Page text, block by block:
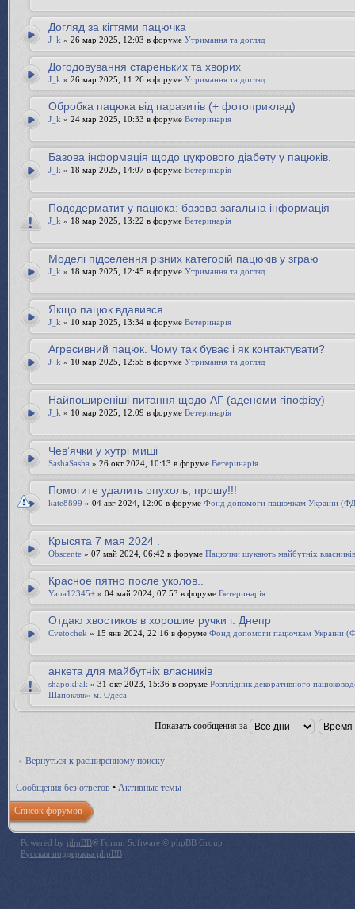
Догляд за кігтями пацючка
J_k » 26 мар 2025, 12:03 в форуме Утримання та догляд
Догодовування стареньких та хворих
J_k » 26 мар 2025, 11:26 в форуме Утримання та догляд
Обробка пацюка від паразитів (+ фотоприклад)
J_k » 24 мар 2025, 10:33 в форуме Ветеринарія
Базова інформація щодо цукрового діабету у пацюків.
J_k » 18 мар 2025, 14:07 в форуме Ветеринарія
Пододерматит у пацюка: базова загальна інформація
J_k » 18 мар 2025, 13:22 в форуме Ветеринарія
Моделі підселення різних категорій пацюків у зграю
J_k » 18 мар 2025, 12:45 в форуме Утримання та догляд
Якщо пацюк вдавився
J_k » 10 мар 2025, 13:34 в форуме Ветеринарія
Агресивний пацюк. Чому так буває і як контактувати?
J_k » 10 мар 2025, 12:55 в форуме Утримання та догляд
Найпоширеніші питання щодо АГ (аденоми гіпофізу)
J_k » 10 мар 2025, 12:09 в форуме Ветеринарія
Чевʼячки у хутрі миші
SashaSasha » 26 окт 2024, 10:13 в форуме Ветеринарія
Помогите удалить опухоль, прошу!!!
kate8899 » 04 авг 2024, 12:00 в форуме Фонд допомоги пацючкам України
Крысята 7 мая 2024 .
Obscente » 07 май 2024, 06:42 в форуме Пацючки шукають майбутніх власників
Красное пятно после уколов..
Yana12345+ » 04 май 2024, 07:53 в форуме Ветеринарія
Отдаю хвостиков в хорошие ручки г. Днепр
Cvetochek » 15 янв 2024, 22:16 в форуме Фонд допомоги пацючкам України
анкета для майбутніх власників
shapokljak » 31 окт 2023, 15:36 в форуме Розплідник декоративного
Шапокляк» м. Одеса
Показать сообщения за
Вернуться к расширенному поиску
Сообщения без ответов • Активные темы
Список форумов
Powered by phpBB® Forum Software © phpBB Group
Русская поддержка phpBB